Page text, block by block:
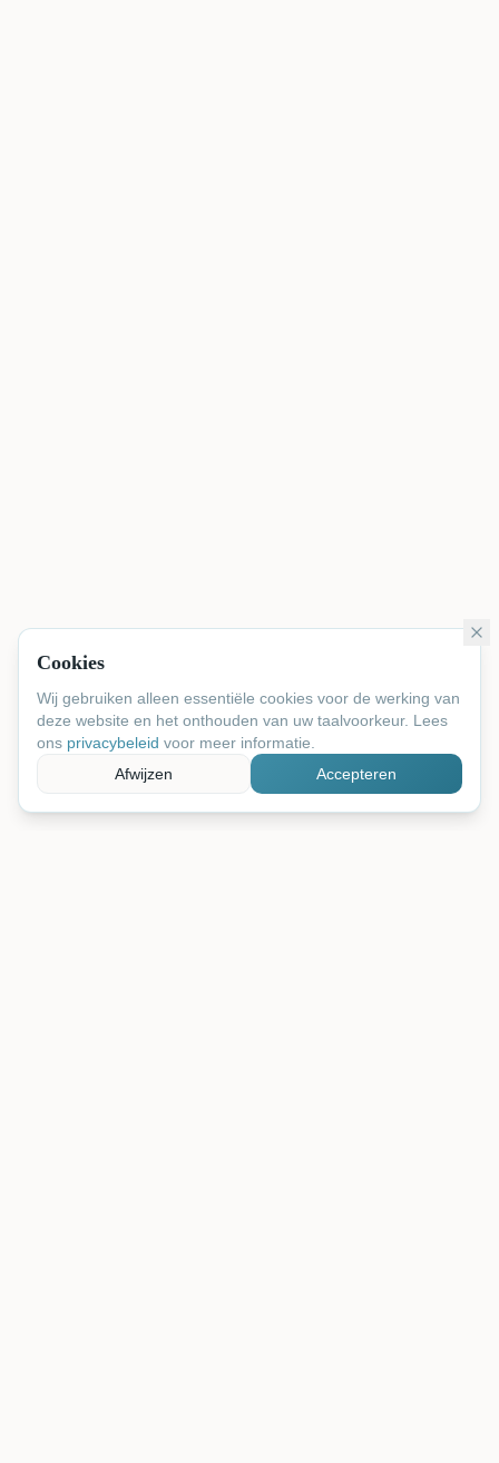
Cookies
Wij gebruiken alleen essentiële cookies voor de werking van
deze website en het onthouden van uw taalvoorkeur. Lees
ons privacybeleid voor meer informatie.
Afwijzen
Accepteren